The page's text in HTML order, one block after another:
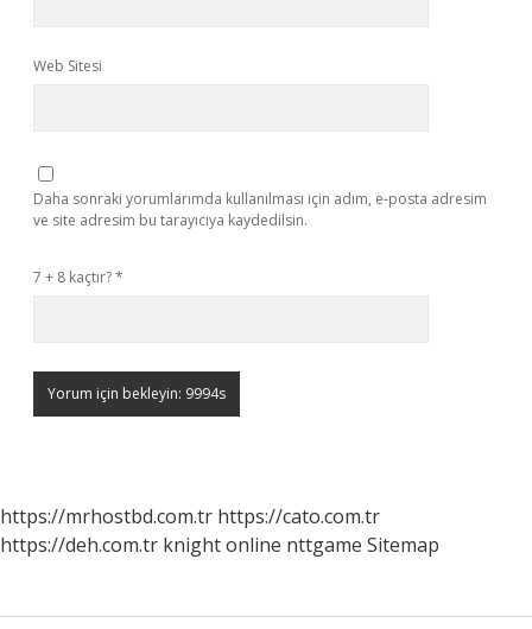
Web Sitesi
Daha sonraki yorumlarımda kullanılması için adım, e-posta adresim
ve site adresim bu tarayıcıya kaydedilsin.
7 + 8 kaçtır?*
https://mrhostbd.com.tr https://cato.com.tr
https://deh.com.tr knight online nttgame Sitemap